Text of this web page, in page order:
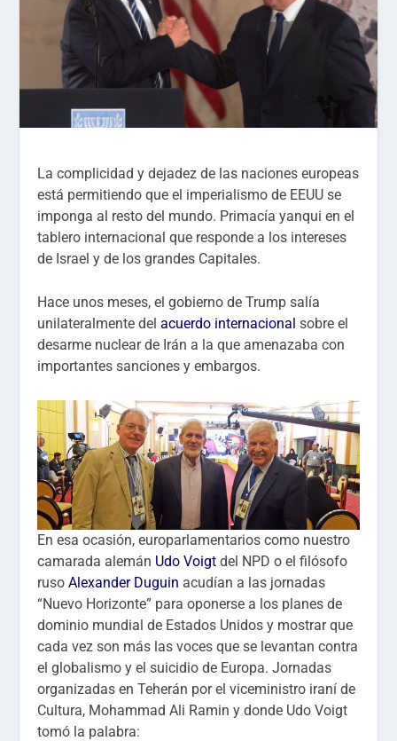
La complicidad y dejadez de las naciones europeas
está permitiendo que el imperialismo de EEUU se
imponga al resto del mundo. Primacía yanqui en el
tablero internacional que responde a los intereses
de Israel y de los grandes Capitales.
Hace unos meses, el gobierno de Trump salía
unilateralmente delacuerdo internacional sobre el
desarme nuclear de Irán a la que amenazaba con
importantes sanciones y embargos.
En esa ocasión, europarlamentarios como nuestro
camarada alemán Udo Voigt del NPD o el filósofo
rusoAlexander Duguin acudían a las jornadas
“Nuevo Horizonte” para oponerse a los planes de
dominio mundial de Estados Unidos y mostrar que
cada vez son más las voces que se levantan contra
el globalismo y el suicidio de Europa. Jornadas
organizadas en Teherán por el viceministro iraní de
Cultura, Mohammad Ali Ramin y donde Udo Voigt
tomó la palabra: